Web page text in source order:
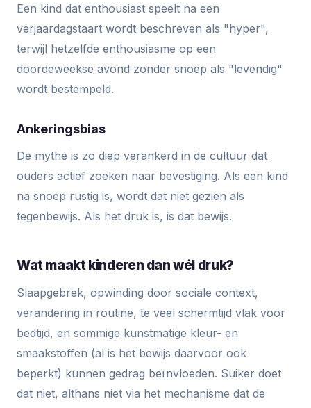
Een kind dat enthousiast speelt na een
verjaardagstaart wordt beschreven als "hyper",
terwijl hetzelfde enthousiasme op een
doordeweekse avond zonder snoep als "levendig"
wordt bestempeld.
Ankeringsbias
De mythe is zo diep verankerd in de cultuur dat
ouders actief zoeken naar bevestiging. Als een kind
na snoep rustig is, wordt dat niet gezien als
tegenbewijs. Als het druk is, is dat bewijs.
Wat maakt kinderen dan wél druk?
Slaapgebrek, opwinding door sociale context,
verandering in routine, te veel schermtijd vlak voor
bedtijd, en sommige kunstmatige kleur- en
smaakstoffen (al is het bewijs daarvoor ook
beperkt) kunnen gedrag beïnvloeden. Suiker doet
dat niet, althans niet via het mechanisme dat de